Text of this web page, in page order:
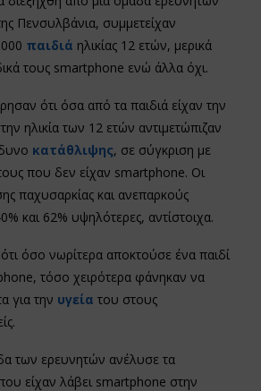
Πενσυλβάνια, συμμετείχαν
παιδιά ηλικίας 12 ετών, μερικά
τους smartphone ενώ άλλα όχι.
ότι όσα από τα παιδιά είχαν την
ηλικία των 12 ετών αντιμετώπιζαν
κατάθλιψης, σε σύγκριση με
που δεν είχαν smartphone. Οι
παχυσαρκίας και ανεπαρκούς
και 62% υψηλότερες, αντίστοιχα.
όσο νωρίτερα αποκτούσε ένα παιδί
τόσο χειρότερα φάνηκαν να
για την υγεία του στους
των ερευνητών ανέλυσε τα
είχαν λάβει smartphone στην